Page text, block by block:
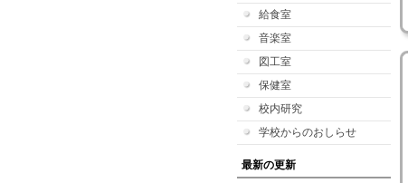
給食室
音楽室
図工室
保健室
校内研究
学校からのおしらせ
最新の更新